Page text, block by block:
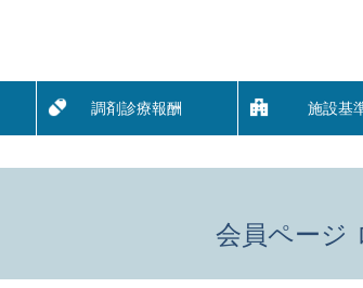
調剤診療報酬 施設基
会員ページ